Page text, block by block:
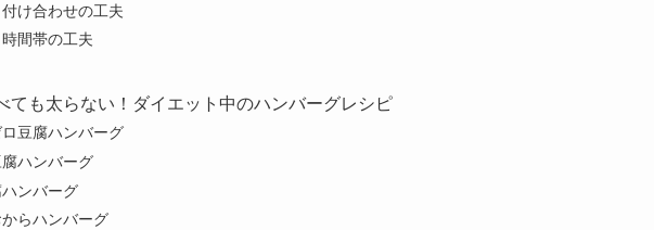
け合わせの工夫
間帯の工夫
ても太らない！ダイエット中のハンバーグレシピ
豆腐ハンバーグ
ハンバーグ
ンバーグ
らハンバーグ